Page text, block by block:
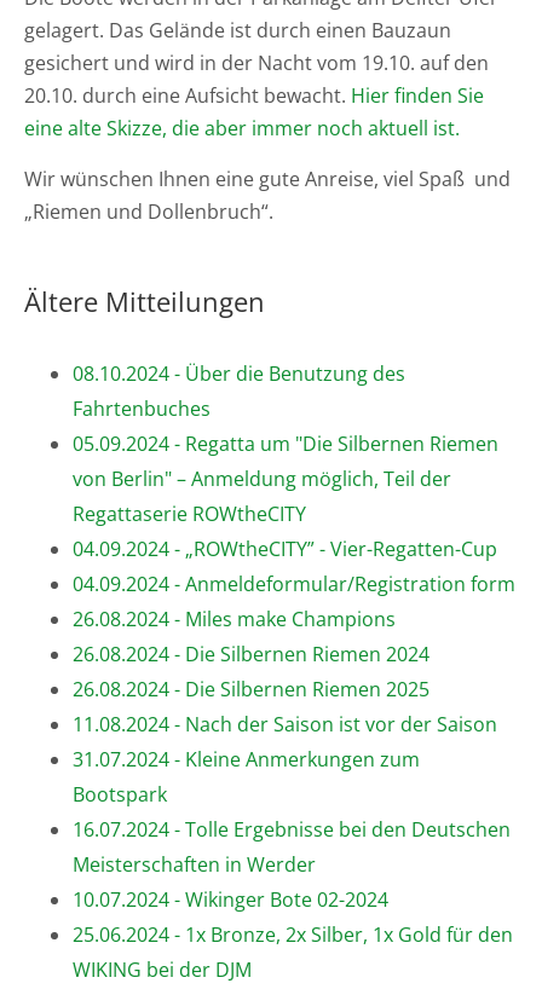
gelagert. Das Gelände ist durch einen Bauzaun
gesichert und wird in der Nacht vom 19.10. auf den
20.10. durch eine Aufsicht bewacht. Hier finden Sie
eine alte Skizze, die aber immer noch aktuell ist.
Wir wünschen Ihnen eine gute Anreise, viel Spaß und
„Riemen und Dollenbruch“.
Ältere Mitteilungen
08.10.2024 - Über die Benutzung des
Fahrtenbuches
05.09.2024 - Regatta um "Die Silbernen Riemen
von Berlin" – Anmeldung möglich, Teil der
Regattaserie ROWtheCITY
04.09.2024 - „ROWtheCITY” - Vier-Regatten-Cup
04.09.2024 - Anmeldeformular/Registration form
26.08.2024 - Miles make Champions
26.08.2024 - Die Silbernen Riemen 2024
26.08.2024 - Die Silbernen Riemen 2025
11.08.2024 - Nach der Saison ist vor der Saison
31.07.2024 - Kleine Anmerkungen zum
Bootspark
16.07.2024 - Tolle Ergebnisse bei den Deutschen
Meisterschaften in Werder
10.07.2024 - Wikinger Bote 02-2024
25.06.2024 - 1x Bronze, 2x Silber, 1x Gold für den
WIKING bei der DJM